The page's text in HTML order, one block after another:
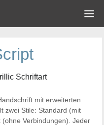
mit erweiterten
zwei Stile: Standard (mit
Verbindungen). Jeder